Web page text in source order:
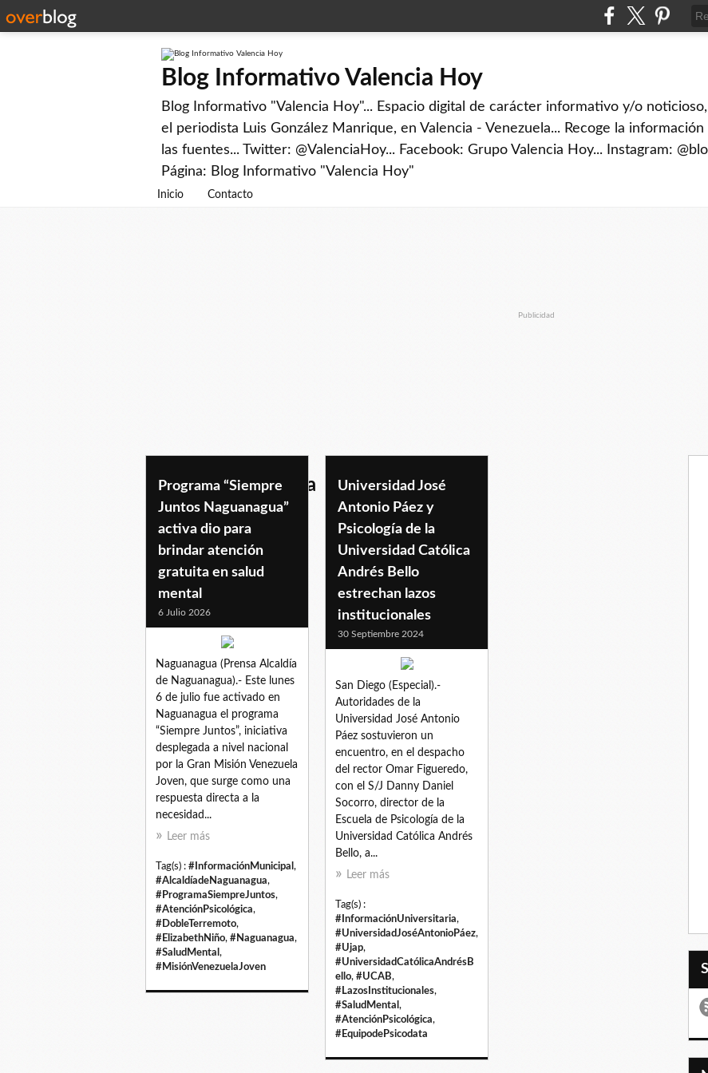
Blog Informativo Valencia Hoy
Blog Informativo "Valencia Hoy"... Espacio digital de carácter informativo y/o
el periodista Luis González Manrique, en Valencia - Venezuela... Recoge la
las fuentes... Twitter: @ValenciaHoy... Facebook: Grupo Valencia Hoy... Instagram:
Página: Blog Informativo "Valencia Hoy"
Inicio Contacto
Publicidad
atencionpsicologica
Programa “Siempre
Juntos Naguanagua”
activa dio para
brindar atención
gratuita en salud
mental
6 Julio 2026
Naguanagua (Prensa Alcaldía
de Naguanagua).- Este lunes
6 de julio fue activado en
Naguanagua el programa
“Siempre Juntos”, iniciativa
desplegada a nivel nacional
por la Gran Misión Venezuela
Joven, que surge como una
respuesta directa a la
necesidad...
Leer más
Tag(s) : #InformaciónMunicipal ,
#AlcaldíadeNaguanagua,
#ProgramaSiempreJuntos,
#AtenciónPsicológica,
#DobleTerremoto,
#ElizabethNiño, #Naguanagua,
#SaludMental ,
#MisiónVenezuelaJoven
Universidad José
Antonio Páez y
Psicología de la
Universidad Católica
Andrés Bello
estrechan lazos
institucionales
30 Septiembre 2024
San Diego (Especial).-
Autoridades de la
Universidad José Antonio
Páez sostuvieron un
encuentro, en el despacho
del rector Omar Figueredo,
con el S/J Danny Daniel
Socorro, director de la
Escuela de Psicología de la
Universidad Católica Andrés
Bello, a...
Leer más
Tag(s) :
#InformaciónUniversitaria,
#UniversidadJoséAntonioPáez,
#Ujap,
#UniversidadCatólicaAndrésB
ello, #UCAB,
#LazosInstitucionales,
#SaludMental ,
#AtenciónPsicológica,
#EquipodePsicodata